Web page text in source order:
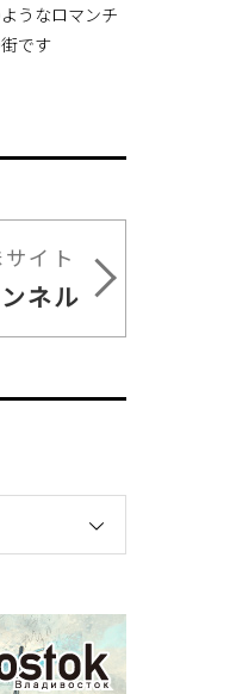
うなロマンチ
です
イト
ネル